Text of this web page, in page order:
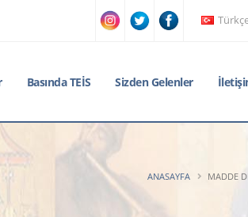
Basında TEİS Sizden Gelenler
ANASAYFA MADDE